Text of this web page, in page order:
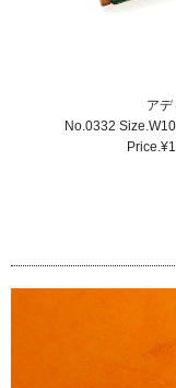
アデ
No.0332